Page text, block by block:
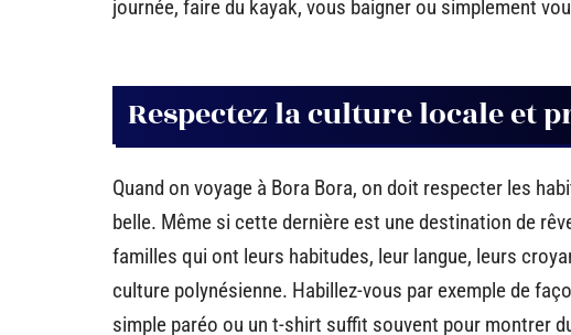
journée, faire du kayak, vous baigner ou simplement
Respectez la culture locale et
Quand on voyage à Bora Bora, on doit respecter les
belle. Même si cette dernière est une destination de
familles qui ont leurs habitudes, leur langue, leurs
culture polynésienne. Habillez-vous par exemple de
simple paréo ou un t-shirt suffit souvent pour montrer